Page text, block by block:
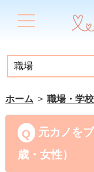
ホーム 職場・学
元カノを
歳・女性）